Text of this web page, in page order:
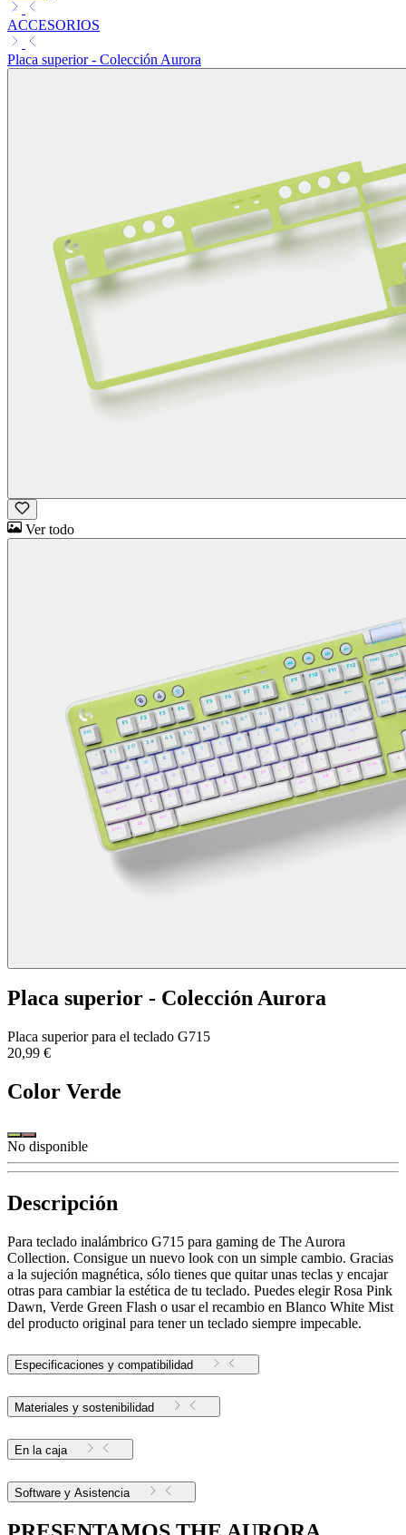
ACCESORIOS
Placa superior - Colección Aurora
Ver todo
Placa superior - Colección Aurora
Placa superior para el teclado G715
20,99 €
Color Verde
No disponible
Descripción
Para teclado inalámbrico G715 para gaming de The Aurora
Collection. Consigue un nuevo look con un simple cambio. Gracias
a la sujeción magnética, sólo tienes que quitar unas teclas y encajar
otras para cambiar la estética de tu teclado. Puedes elegir Rosa Pink
Dawn, Verde Green Flash o usar el recambio en Blanco White Mist
del producto original para tener un teclado siempre impecable.
Especificaciones y compatibilidad
Materiales y sostenibilidad
En la caja
Software y Asistencia